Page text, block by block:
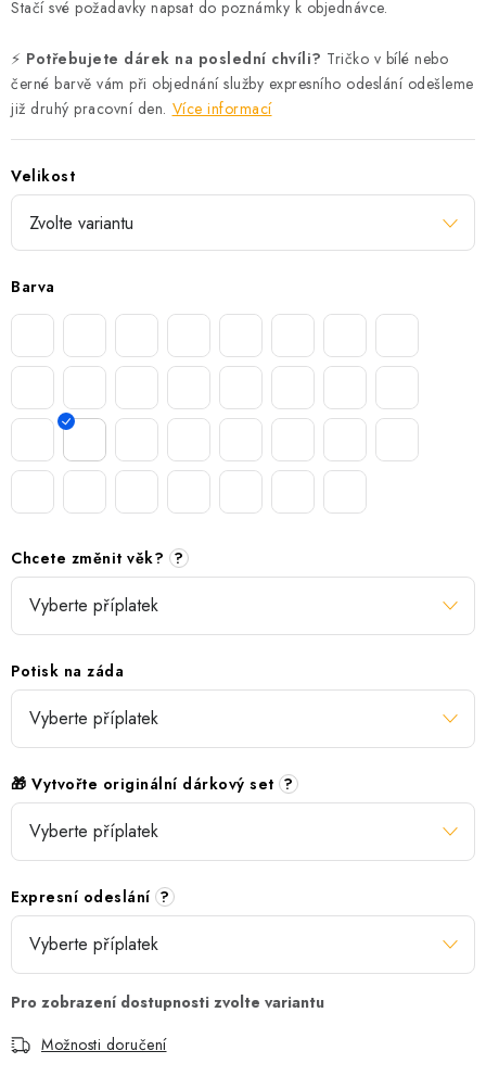
Stačí své požadavky napsat do poznámky k objednávce.
⚡ Potřebujete dárek na poslední chvíli? Tričko v bílé nebo
černé barvě vám při objednání služby expresního odeslání odešleme
již druhý pracovní den. Více informací
Velikost
Barva
Chcete změnit věk? ?
Potisk na záda
🎁 Vytvořte originální dárkový set ?
Expresní odeslání ?
Možnosti doručení